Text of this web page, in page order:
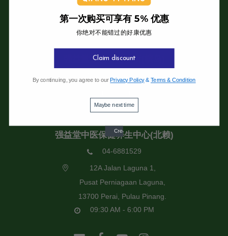
强益堂全息中医诊所(槟岛)
11600 Pulau Pinang.
强益堂中医保健养生中心(北赖)
04-6881529
12A Jalan Laguna 1,
Pusat Perniagaan Laguna,
13700 Perai, Pulau Pinang.
09:30 AM - 6:00 PM
第一次购买可享有 5% 优惠
你绝对不能错过的好康优惠
Claim discount
By continuing, you agree to our Privacy Policy&Terms & Condition
Maybe next time